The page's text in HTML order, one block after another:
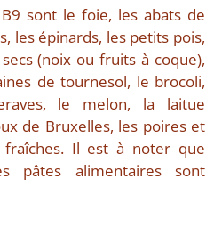
sont le foie, les abats de
les épinards, les petits pois,
(noix ou fruits à coque),
de tournesol, le brocoli,
le melon, la laitue
de Bruxelles, les poires et
fraîches. Il est à noter que
pâtes alimentaires sont